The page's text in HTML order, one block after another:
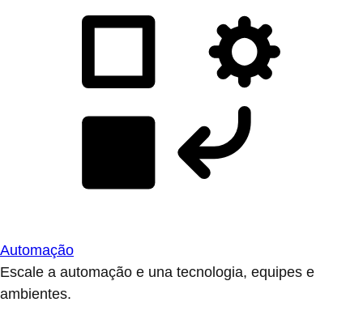
Automação
Escale a automação e una tecnologia, equipes e
ambientes.